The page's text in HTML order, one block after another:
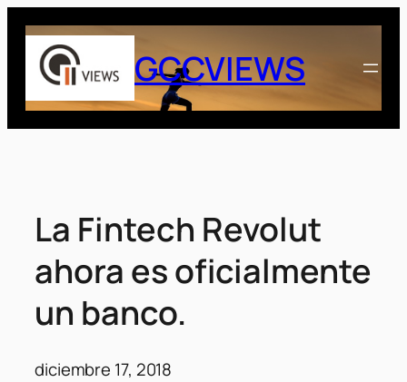
Saltar
contenido
GCCVIEWS
La Fintech Revolut
ahora es oficialmente
un banco.
diciembre 17, 2018